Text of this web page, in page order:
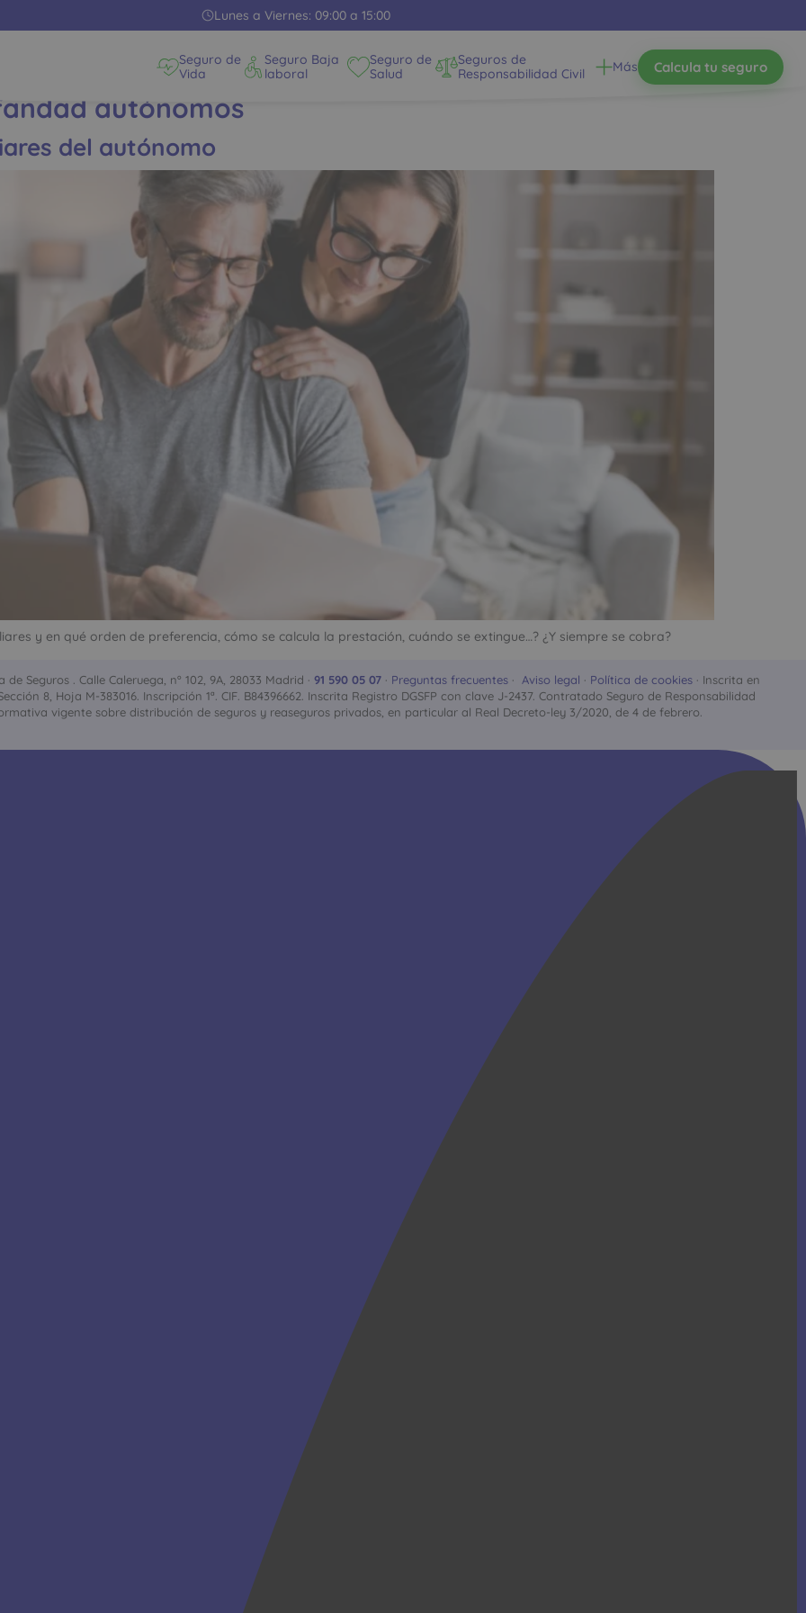
Lunes a Viernes: 09:00 a 15:00
Seguro de
Vida
Seguro Baja
laboral
Seguro de
Salud
Seguros de
Responsabilidad Civil
Más Calcula tu seguro
autónomos
del autónomo
y en qué orden de preferencia, cómo se calcula la prestación, cuándo se extingue…? ¿Y siempre se cobra?
Seguros . Calle Caleruega, nº 102, 9A, 28033 Madrid · 91 590 05 07 · Preguntas frecuentes· Aviso legal · Política de cookies· Inscrita en
8, Hoja M-383016. Inscripción 1ª. CIF. B84396662. Inscrita Registro DGSFP con clave J-2437. Contratado Seguro de Responsabilidad
vigente sobre distribución de seguros y reaseguros privados, en particular al Real Decreto-ley 3/2020, de 4 de febrero.